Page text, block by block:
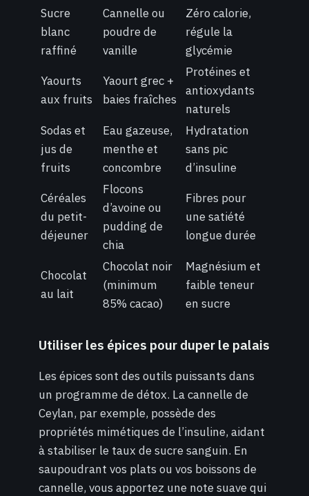
Sucre
blanc
raffiné
Cannelle ou
poudre de
vanille
Zéro calorie,
régule la
glycémie
Yaourts
aux fruits
Yaourt grec +
baies fraîches
Protéines et
antioxydants
naturels
Sodas et
jus de
fruits
Eau gazeuse,
menthe et
concombre
Hydratation
sans pic
d’insuline
Céréales
du petit-
déjeuner
Flocons
d’avoine ou
pudding de
chia
Fibres pour
une satiété
longue durée
Chocolat
au lait
Chocolat noir
(minimum
85% cacao)
Magnésium et
faible teneur
en sucre
Utiliser les épices pour duper le palais
Les épices sont des outils puissants dans
un programme de détox. La cannelle de
Ceylan, par exemple, possède des
propriétés mimétiques de l’insuline, aidant
à stabiliser le taux de sucre sanguin. En
saupoudrant vos plats ou vos boissons de
cannelle, vous apportez une note suave qui